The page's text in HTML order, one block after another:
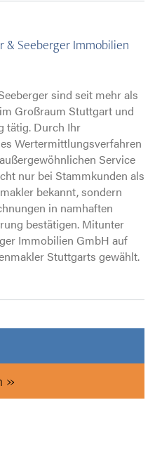
& Seeberger Immobilien
sind seit mehr als
Großraum Stuttgart und
tätig. Durch Ihr
Wertermittlungsverfahren
Service
nur bei Stammkunden als
bekannt, sondern
in namhaften
bestätigen. Mitunter
Immobilien GmbH auf
Stuttgarts gewählt.
»